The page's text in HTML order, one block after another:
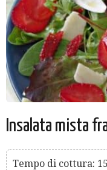
Insalata mista
Tempo di cottura: